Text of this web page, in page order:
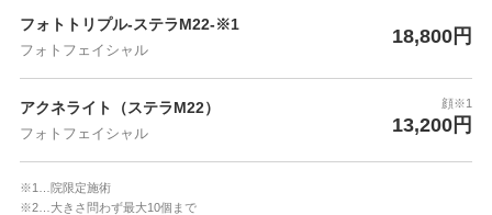
フォトトリプル-ステラM22-※1
フォトフェイシャル
18,800円
アクネライト（ステラM22）
フォトフェイシャル
顔※1
13,200円
※1…院限定施術
※2…大きさ問わず最大10個まで